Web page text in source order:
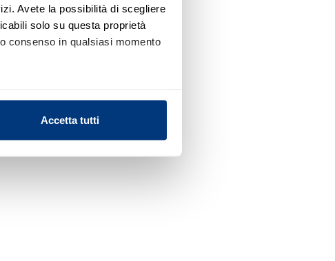
Avete la possibilità di scegliere
solo su questa proprietà
consenso in qualsiasi momento
specifiche (impronte
Accetta tutti